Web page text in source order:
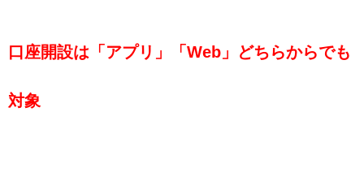
口座開設は「アプリ」「Web」どちらからでも
対象